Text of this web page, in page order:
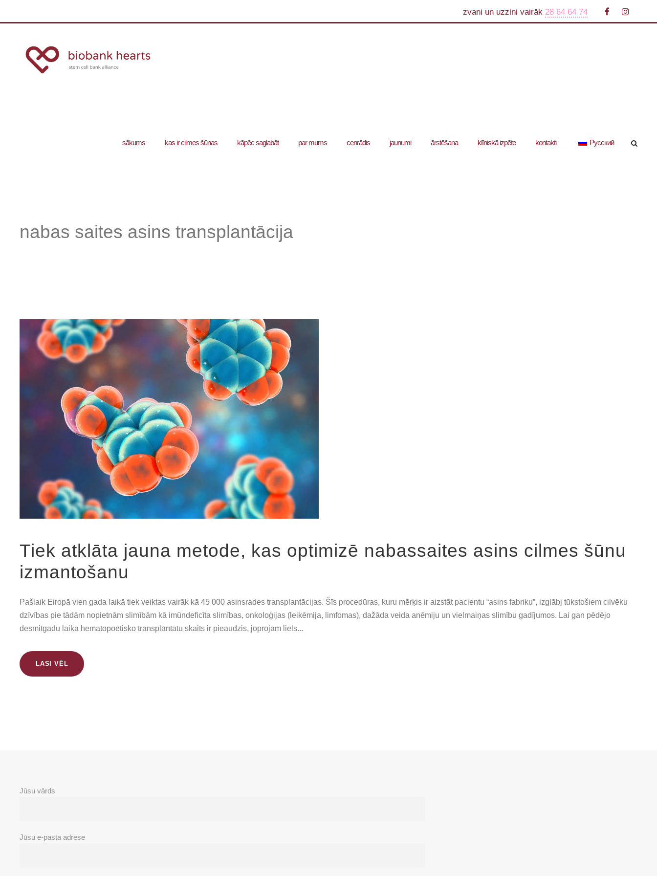
zvani un uzzini vairāk 28 64 64 74
sākums kas ir cilmes šūnas kāpēc saglabāt par mums cenrādis jaunumi ārstēšana klīniskā izpēte kontakti Русский
nabas saites asins transplantācija
Tiek atklāta jauna metode, kas optimizē nabassaites asins cilmes šūnu
izmantošanu
Pašlaik Eiropā vien gada laikā tiek veiktas vairāk kā 45 000 asinsrades transplantācijas. Šīs procedūras, kuru mērķis ir aizstāt pacientu “asins fabriku”, izglābj tūkstošiem cilvēku
dzīvības pie tādām nopietnām slimībām kā imūndeficīta slimības, onkoloģijas (leikēmija, limfomas), dažāda veida anēmiju un vielmaiņas slimību gadījumos. Lai gan pēdējo
desmitgadu laikā hematopoētisko transplantātu skaits ir pieaudzis, joprojām liels...
LASI VĒL
Jūsu vārds
Jūsu e-pasta adrese